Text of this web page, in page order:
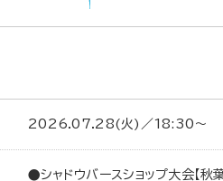
2026.07.28(火)／18:30〜
●シャドウバースショップ大会【秋